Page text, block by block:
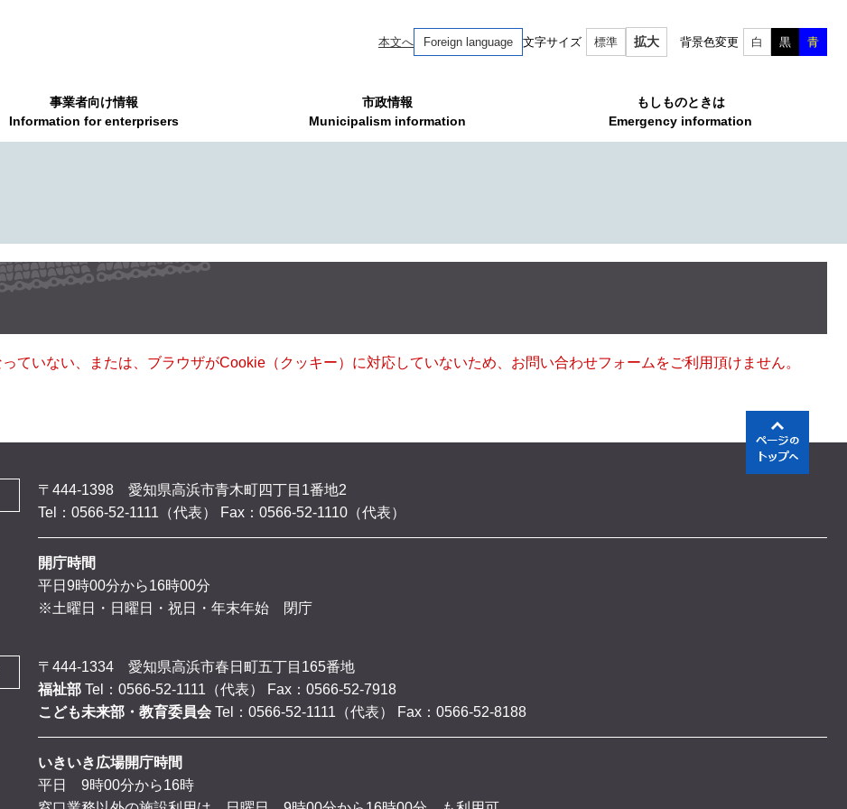
本文へ Foreign language 文字サイズ 標準 拡大 背景色変更 白 黒 青
事業者向け情報
Information for enterprisers
市政情報
Municipalism information
もしものときは
Emergency information
ていない、または、ブラウザがCookie（クッキー）に対応していないため、お問い合わせフォームをご利用頂けません。
〒444-1398 愛知県高浜市青木町四丁目1番地2
Tel：0566-52-1111（代表）
Fax：0566-52-1110（代表）
開庁時間
平日9時00分から16時00分
※土曜日・日曜日・祝日・年末年始 閉庁
〒444-1334 愛知県高浜市春日町五丁目165番地
福祉部 Tel：0566-52-1111（代表）
Fax：0566-52-7918
こども未来部・教育委員会 Tel：0566-52-1111（代表） Fax：0566-52-8188
いきいき広場開庁時間
平日 9時00分から16時